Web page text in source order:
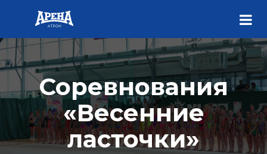
Соревнования
«Весенние
ласточки»